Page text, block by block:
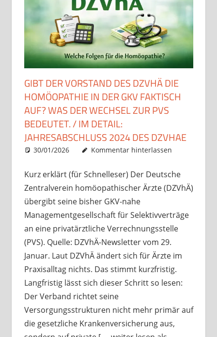
GIBT DER VORSTAND DES DZVHÄ DIE
HOMÖOPATHIE IN DER GKV FAKTISCH
AUF? WAS DER WECHSEL ZUR PVS
BEDEUTET. / IM DETAIL:
JAHRESABSCHLUSS 2024 DES DZVHAE
30/01/2026 Christian J. Becker
Allgemein
Kommentar hinterlassen
Kurz erklärt (für Schnelleser) Der Deutsche
Zentralverein homöopathischer Ärzte (DZVhÄ)
übergibt seine bisher GKV-nahe
Managementgesellschaft für Selektivverträge
an eine privatärztliche Verrechnungsstelle
(PVS). Quelle: DZVhÄ-Newsletter vom 29.
Januar. Laut DZVhÄ ändert sich für Ärzte im
Praxisalltag nichts. Das stimmt kurzfristig.
Langfristig lässt sich dieser Schritt so lesen:
Der Verband richtet seine
Versorgungsstrukturen nicht mehr primär auf
die gesetzliche Krankenversicherung aus,